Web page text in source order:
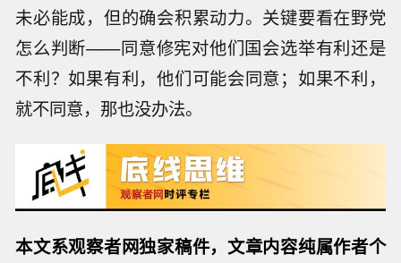
未必能成，但的确会积累动力。关键要看在野党
怎么判断——同意修宪对他们国会选举有利还是
不利？如果有利，他们可能会同意；如果不利，
就不同意，那也没办法。
本文系观察者网独家稿件，文章内容纯属作者个